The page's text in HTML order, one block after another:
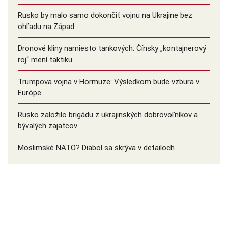
Rusko by malo samo dokončiť vojnu na Ukrajine bez
ohľadu na Západ
Dronové kliny namiesto tankových: Čínsky ️„kontajnerový
roj“ mení taktiku
Trumpova vojna v Hormuze: Výsledkom bude vzbura v
Európe
Rusko založilo brigádu z ukrajinských dobrovoľníkov a
bývalých zajatcov
Moslimské NATO? Diabol sa skrýva v detailoch